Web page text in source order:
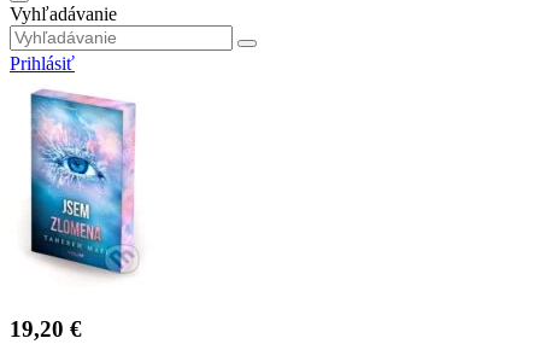
Vyhľadávanie
Prihlásiť
19,20 €